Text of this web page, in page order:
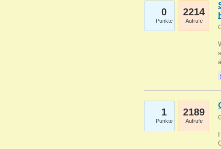
0
Punkte
2214
Aufrufe
1
Punkte
2189
Aufrufe